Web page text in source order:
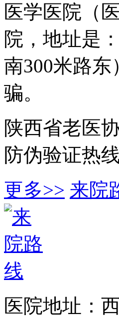
医学医院（
院，地址是
南300米路
骗。
陕西省老医
防伪验证热
更多>> 来院
医院地址：